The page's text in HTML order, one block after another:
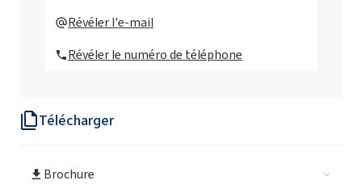
Télécharger
Brochure
ROKAnol® L2 (Laureth-2)
ROKAnol/65
ROKAnol(Laureth-3)
Révéler l'e-mail
Révéler le numéro de téléphone